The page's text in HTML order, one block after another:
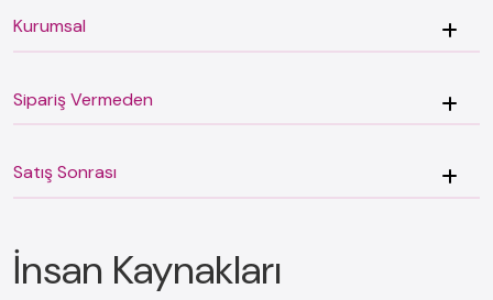
Kurumsal
Sipariş Vermeden
Satış Sonrası
İnsan Kaynakları